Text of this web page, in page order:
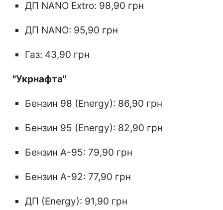
ДП NANO Extro: 98,90 грн
ДП NANO: 95,90 грн
Газ: 43,90 грн
"Укрнафта"
Бензин 98 (Energy): 86,90 грн
Бензин 95 (Energy): 82,90 грн
Бензин А-95: 79,90 грн
Бензин А-92: 77,90 грн
ДП (Energy): 91,90 грн